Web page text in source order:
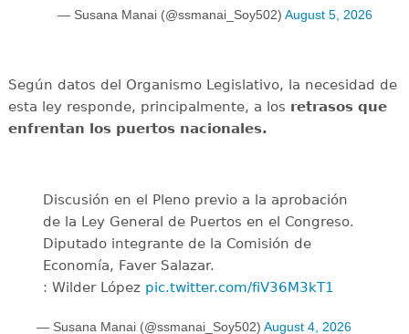
— Susana Manai (@ssmanai_Soy502) August 5, 2026
Según datos del Organismo Legislativo, la necesidad de
esta ley responde, principalmente, a los retrasos que
enfrentan los puertos nacionales.
Discusión en el Pleno previo a la aprobación
de la Ley General de Puertos en el Congreso.
Diputado integrante de la Comisión de
Economía, Faver Salazar.
: Wilder López pic.twitter.com/fiV36M3kT1
— Susana Manai (@ssmanai_Soy502) August 4, 2026